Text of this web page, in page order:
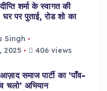
शर्मा के स्वागत की
घर पर पुताई, रोड शो का
Singh
2025
406 views
समाज पार्टी का ‘पाँव-
चलो’ अभियान